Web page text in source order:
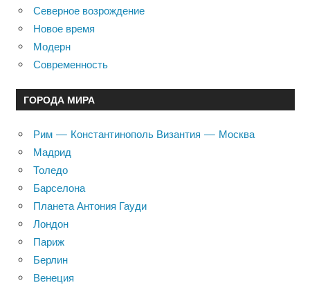
Северное возрождение
Новое время
Модерн
Современность
ГОРОДА МИРА
Рим — Константинополь Византия — Москва
Мадрид
Толедо
Барселона
Планета Антония Гауди
Лондон
Париж
Берлин
Венеция